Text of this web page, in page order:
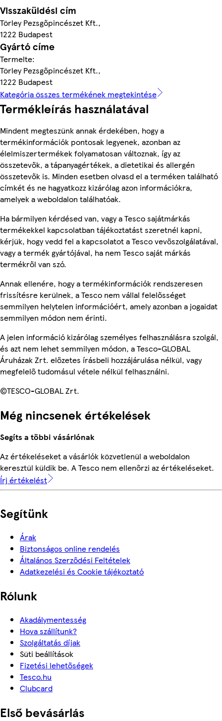
Visszaküldési cím
Törley Pezsgőpincészet Kft.,
1222 Budapest
Gyártó címe
Termelte:
Törley Pezsgőpincészet Kft.,
1222 Budapest
Kategória összes termékének megtekintése
Termékleírás használatával
Mindent megteszünk annak érdekében, hogy a
termékinformációk pontosak legyenek, azonban az
élelmiszertermékek folyamatosan változnak, így az
összetevők, a tápanyagértékek, a dietetikai és allergén
összetevők is. Minden esetben olvasd el a terméken található
címkét és ne hagyatkozz kizárólag azon információkra,
amelyek a weboldalon találhatóak.
Ha bármilyen kérdésed van, vagy a Tesco sajátmárkás
termékekkel kapcsolatban tájékoztatást szeretnél kapni,
kérjük, hogy vedd fel a kapcsolatot a Tesco vevőszolgálatával,
vagy a termék gyártójával, ha nem Tesco saját márkás
termékről van szó.
Annak ellenére, hogy a termékinformációk rendszeresen
frissítésre kerülnek, a Tesco nem vállal felelősséget
semmilyen helytelen információért, amely azonban a jogaidat
semmilyen módon nem érinti.
A jelen információ kizárólag személyes felhasználásra szolgál,
és azt nem lehet semmilyen módon, a Tesco-GLOBAL
Áruházak Zrt. előzetes írásbeli hozzájárulása nélkül, vagy
megfelelő tudomásul vétele nélkül felhasználni.
©TESCO-GLOBAL Zrt.
Még nincsenek értékelések
Segíts a többi vásárlónak
Az értékeléseket a vásárlók közvetlenül a weboldalon
keresztül küldik be. A Tesco nem ellenőrzi az értékeléseket.
Írj értékelést
Segítünk
Árak
Biztonságos online rendelés
Általános Szerződési Feltételek
Adatkezelési és Cookie tájékoztató
Rólunk
Akadálymentesség
Hova szállítunk?
Szolgáltatás díjak
Süti beállítások
Fizetési lehetőségek
Tesco.hu
Clubcard
Első bevásárlás